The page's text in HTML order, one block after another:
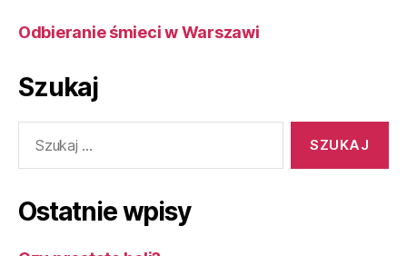
Odbieranie śmieci w Warszawi
Szukaj
Ostatnie wpisy